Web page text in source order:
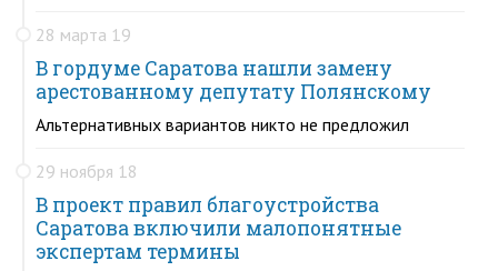
28 марта 19
В гордуме Саратова нашли замену
арестованному депутату Полянскому
Альтернативных вариантов никто не предложил
29 ноября 18
В проект правил благоустройства
Саратова включили малопонятные
экспертам термины